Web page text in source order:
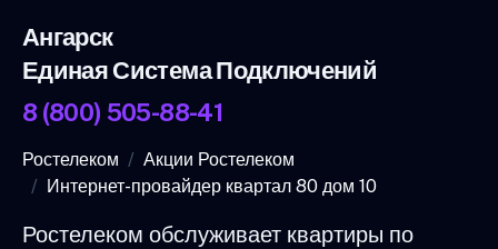
Ангарск
Единая Система Подключений
8 (800) 505-88-41
Ростелеком
Акции Ростелеком
Интернет-провайдер квартал 80 дом 10
Ростелеком обслуживает квартиры по